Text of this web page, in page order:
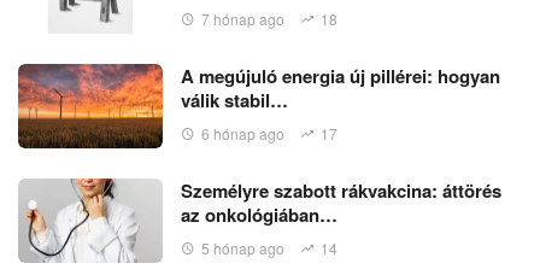
7 hónap ago 18
A megújuló energia új pillérei: hogyan
válik stabil…
6 hónap ago 17
Személyre szabott rákvakcina: áttörés
az onkológiában…
5 hónap ago 14